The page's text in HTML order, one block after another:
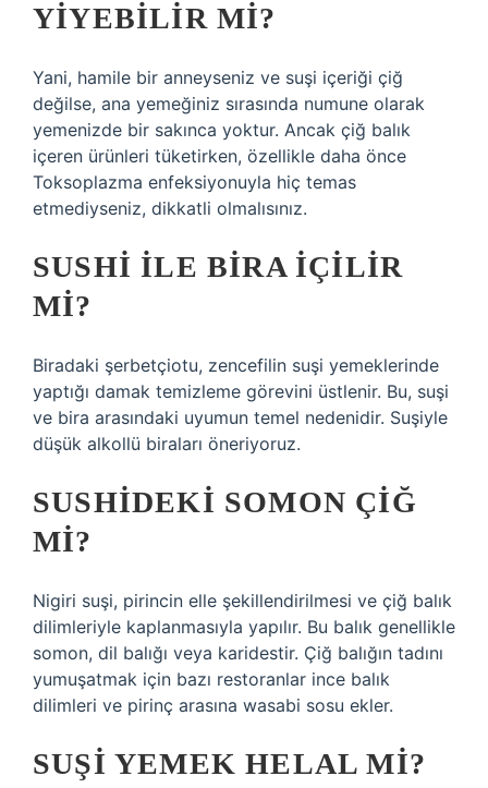
YIYEBILIR MI?
Yani, hamile bir anneyseniz ve suşi içeriği çiğ
değilse, ana yemeğiniz sırasında numune olarak
yemenizde bir sakınca yoktur. Ancak çiğ balık
içeren ürünleri tüketirken, özellikle daha önce
Toksoplazma enfeksiyonuyla hiç temas
etmediyseniz, dikkatli olmalısınız.
SUSHI ILE BIRA IÇILIR
MI?
Biradaki şerbetçiotu, zencefilin suşi yemeklerinde
yaptığı damak temizleme görevini üstlenir. Bu, suşi
ve bira arasındaki uyumun temel nedenidir. Suşiyle
düşük alkollü biraları öneriyoruz.
SUSHIDEKI SOMON ÇIĞ
MI?
Nigiri suşi, pirincin elle şekillendirilmesi ve çiğ balık
dilimleriyle kaplanmasıyla yapılır. Bu balık genellikle
somon, dil balığı veya karidestir. Çiğ balığın tadını
yumuşatmak için bazı restoranlar ince balık
dilimleri ve pirinç arasına wasabi sosu ekler.
SUŞI YEMEK HELAL MI?